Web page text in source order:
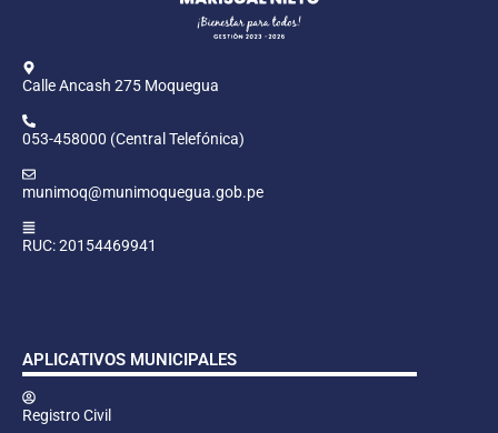
Calle Ancash 275 Moquegua
053-458000 (Central Telefónica)
munimoq@munimoquegua.gob.pe
RUC: 20154469941
APLICATIVOS MUNICIPALES
Registro Civil